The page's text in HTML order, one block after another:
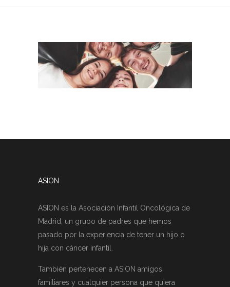
ASION
ASION es la Asociación Infantil Oncológica de
Madrid, un grupo de padres que hemos
pasado por la experiencia de tener un hijo o
hija con cáncer infantil.
También pertenecen a ASION amigos,
familiares y cualquier persona que quiera